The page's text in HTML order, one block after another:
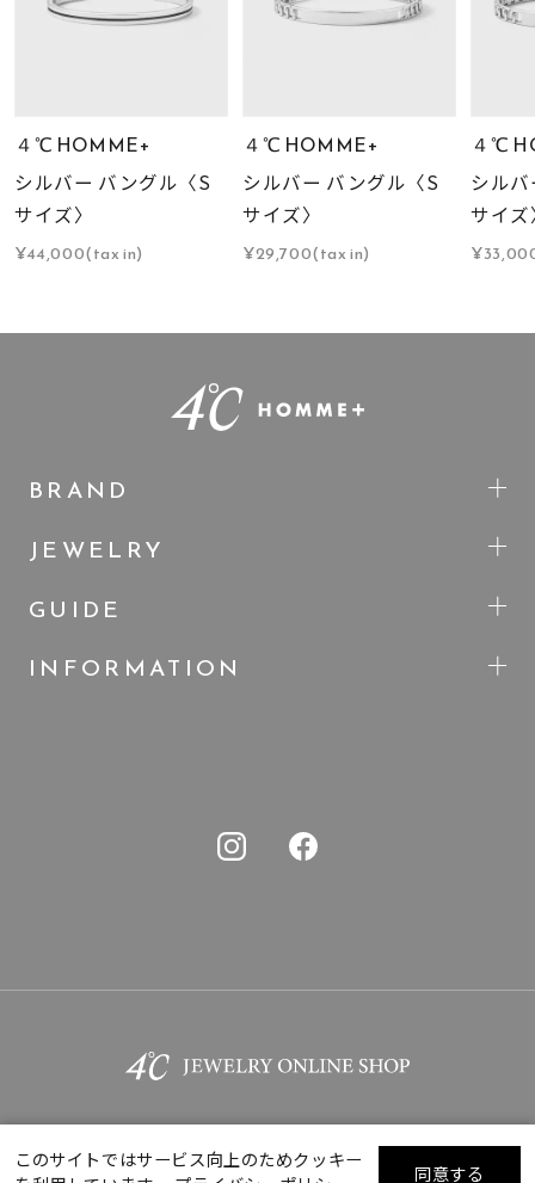
４℃ HOMME+
シルバー バングル〈S
サイズ〉
¥44,000(tax in)
４℃ HOMME+
シルバー バングル〈S
サイズ〉
¥29,700(tax in)
４℃
シル
サイズ
BRAND
JEWELRY
GUIDE
INFORMATION
このサイトではサービス向上のためクッキー
同意する